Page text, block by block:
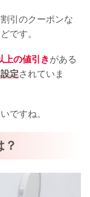
引のクーポンな
です。
上の値引きがある
定されていま
ですね。
？